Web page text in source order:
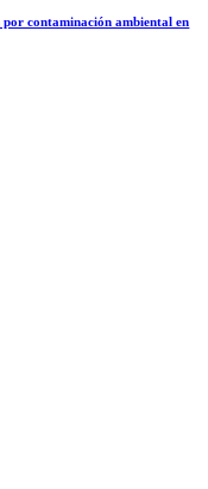
por contaminación ambiental en